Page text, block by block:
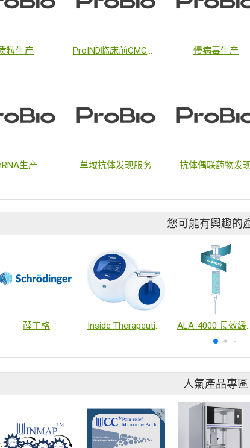
粒生产 ProIND临床前CMC开发 慢病毒生产
生产 单域抗体发现服务 抗体偶联药物发
您可能有興趣的
薛丁格 Inside Therapeutics ─ TAMARA 奈米粒子製備系統 ALA-4000 長效緩釋
人氣產品專區